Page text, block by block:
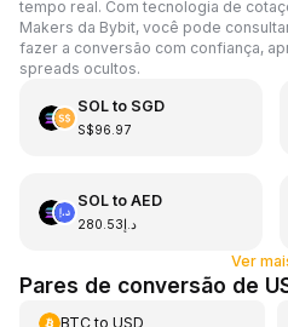
tempo real. Com tecnologia de
Makers da Bybit, você pode
fazer a conversão com confiança,
spreads ocultos.
SOLto SGD
S$96.97
SOLto AED
د.إ280.53
Ver
Pares de conversão de
BTCto USD